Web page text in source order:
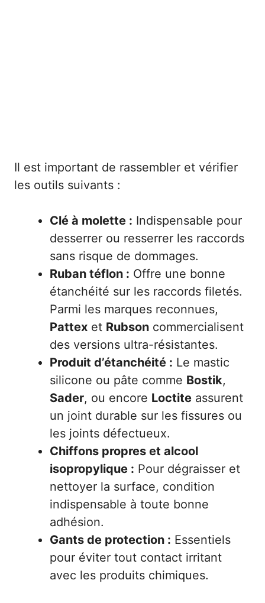
Il est important de rassembler et vérifier
les outils suivants :
Clé à molette : Indispensable pour
desserrer ou resserrer les raccords
sans risque de dommages.
Ruban téflon : Offre une bonne
étanchéité sur les raccords filetés.
Parmi les marques reconnues,
Pattex et Rubson commercialisent
des versions ultra-résistantes.
Produit d’étanchéité : Le mastic
silicone ou pâte comme Bostik,
Sader, ou encore Loctite assurent
un joint durable sur les fissures ou
les joints défectueux.
Chiffons propres et alcool
isopropylique : Pour dégraisser et
nettoyer la surface, condition
indispensable à toute bonne
adhésion.
Gants de protection : Essentiels
pour éviter tout contact irritant
avec les produits chimiques.